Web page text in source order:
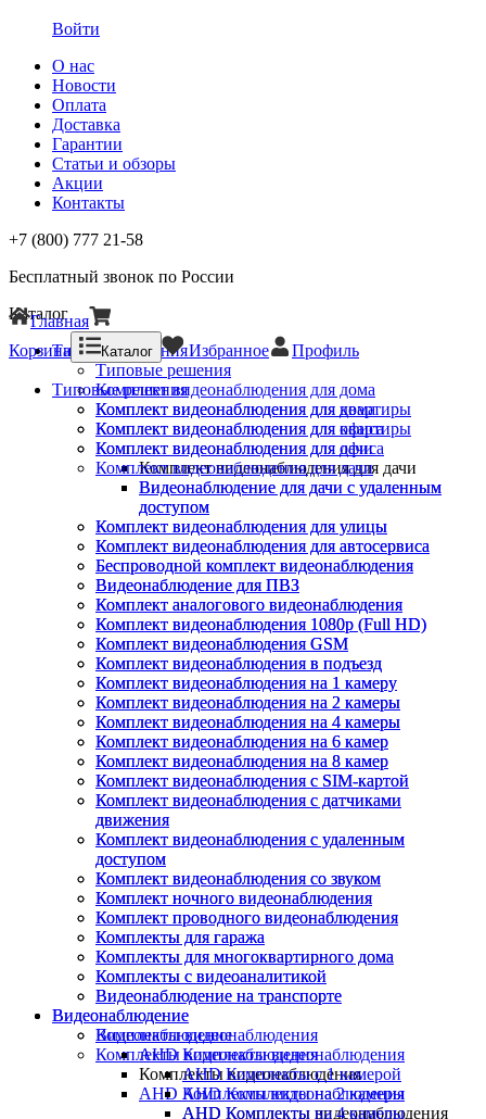
Войти
О нас
Новости
Оплата
Доставка
Гарантии
Статьи и обзоры
Акции
Контакты
+7 (800) 777 21-58
Бесплатный звонок по России
Каталог
Типовые решения
Типовые решения
Комплект видеонаблюдения для дома
Комплект видеонаблюдения для квартиры
Комплект видеонаблюдения для офиса
Комплект видеонаблюдения для дачи
Комплект видеонаблюдения для дачи
Видеонаблюдение для дачи с удаленным
доступом
Комплект видеонаблюдения для улицы
Комплект видеонаблюдения для автосервиса
Беспроводной комплект видеонаблюдения
Видеонаблюдение для ПВЗ
Комплект аналогового видеонаблюдения
Комплект видеонаблюдения 1080p (Full HD)
Комплект видеонаблюдения GSM
Комплект видеонаблюдения в подъезд
Комплект видеонаблюдения на 1 камеру
Комплект видеонаблюдения на 2 камеры
Комплект видеонаблюдения на 4 камеры
Комплект видеонаблюдения на 6 камер
Комплект видеонаблюдения на 8 камер
Комплект видеонаблюдения с SIM-картой
Комплект видеонаблюдения с датчиками
движения
Комплект видеонаблюдения с удаленным
доступом
Комплект видеонаблюдения со звуком
Комплект ночного видеонаблюдения
Комплект проводного видеонаблюдения
Комплекты для гаража
Комплекты для многоквартирного дома
Комплекты с видеоаналитикой
Видеонаблюдение на транспорте
Видеонаблюдение
Видеонаблюдение
Комплекты видеонаблюдения
Комплекты видеонаблюдения
AHD Комплекты видеонаблюдения
AHD Комплекты видеонаблюдения
Главная
Корзина
Каталог Избранное Профиль
Типовые решения
Комплект видеонаблюдения для дома
Комплект видеонаблюдения для квартиры
Комплект видеонаблюдения для офиса
Комплект видеонаблюдения для дачи
Видеонаблюдение для дачи с удаленным
доступом
Комплект видеонаблюдения для улицы
Комплект видеонаблюдения для автосервиса
Беспроводной комплект видеонаблюдения
Видеонаблюдение для ПВЗ
Комплект аналогового видеонаблюдения
Комплект видеонаблюдения 1080p (Full HD)
Комплект видеонаблюдения GSM
Комплект видеонаблюдения в подъезд
Комплект видеонаблюдения на 1 камеру
Комплект видеонаблюдения на 2 камеры
Комплект видеонаблюдения на 4 камеры
Комплект видеонаблюдения на 6 камер
Комплект видеонаблюдения на 8 камер
Комплект видеонаблюдения с SIM-картой
Комплект видеонаблюдения с датчиками
движения
Комплект видеонаблюдения с удаленным
доступом
Комплект видеонаблюдения со звуком
Комплект ночного видеонаблюдения
Комплект проводного видеонаблюдения
Комплекты для гаража
Комплекты для многоквартирного дома
Комплекты с видеоаналитикой
Видеонаблюдение на транспорте
Видеонаблюдение
Комплекты видеонаблюдения
AHD Комплекты видеонаблюдения
AHD Комплекты с 1 камерой
AHD Комплекты на 2 камеры
AHD Комплекты на 4 камеры